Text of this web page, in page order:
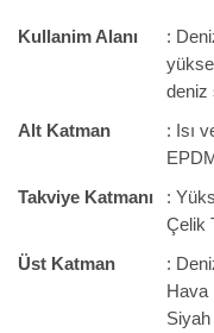
Kullanim Alanı
:
deniz
Alt Katman
: Isı
Takviye Katmanı
:
Çelik
Üst Katman
:
Hava